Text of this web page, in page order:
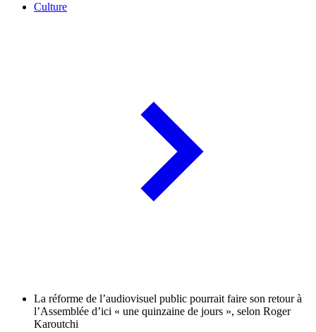
Culture
La réforme de l’audiovisuel public pourrait faire son retour à
l’Assemblée d’ici « une quinzaine de jours », selon Roger
Karoutchi